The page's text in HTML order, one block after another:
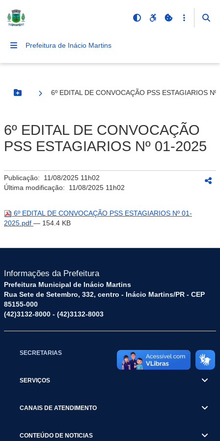
Prefeitura de Inácio Martins
Botão Menu
6º EDITAL DE CONVOCAÇÃO PSS ESTAGIARIOS
6º EDITAL DE CONVOCAÇÃO
PSS ESTAGIARIOS Nº 01-2025
Publicação: 11/08/2025 11h02
Última modificação: 11/08/2025 11h02
6º EDITAL DE CONVOCAÇÃO PSS ESTAGIARIOS Nº 01-
2025.pdf — 154.4 KB
Informações da Prefeitura
Prefeitura Municipal de Inácio Martins
Rua Sete de Setembro, 332, centro - Inácio Martins/PR - CEP
85155-000
(42)3132-8000 - (42)3132-8003
SECRETARIAS
SERVIÇOS
CANAIS DE ATENDIMENTO
CONTEÚDO DE NOTICIAS